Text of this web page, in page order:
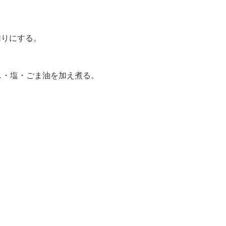
にする。
塩・ごま油を加え煮る。